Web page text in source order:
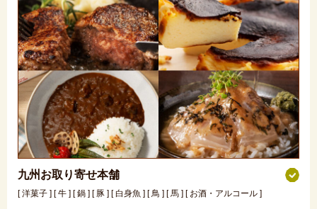
九州お取り寄せ本舗
[ 洋菓子 ] [ 牛 ] [ 鍋 ] [ 豚 ] [ 白身魚 ] [ 鳥 ] [ 馬 ] [ お酒・アルコール ]